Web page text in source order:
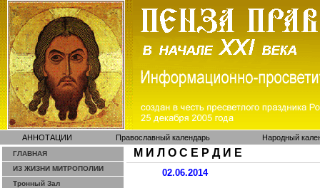
АННОТАЦИИ Православный календарь Народный
ГЛАВНАЯ
ИЗ ЖИЗНИ МИТРОПОЛИИ
Тронный Зал
М И Л О С Е Р Д И Е
02.06.2014